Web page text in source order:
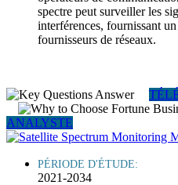
spectre peut surveiller les
interférences, fournissant
fournisseurs de réseaux.
ANALYSTE
PÉRIODE D'ÉTUDE:
2021-2034